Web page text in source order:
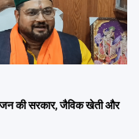
की सरकार, जैविक खेती और